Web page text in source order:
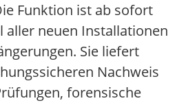
Funktion ist ab sofort
aller neuen Installationen
Sie liefert
Nachweis
forensische